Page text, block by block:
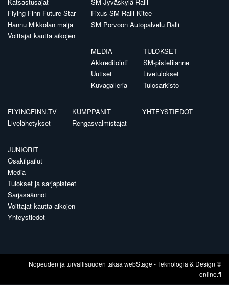
Flying Finn Future Star
Hannu Mikkolan malja
Voittajat kautta aikojen
Fixus SM Ralli Kitee
SM Porvoon Autopalvelu Ralli
MEDIA
Akkreditointi
Uutiset
Kuvagalleria
TULOKSET
SM-pistetilanne
Livetulokset
Tulosarkisto
FLYINGFINN.TV
Livelähetykset
KUMPPANIT
Rengasvalmistajat
YHTEYSTIEDOT
JUNIORIT
Osakilpailut
Media
Tulokset ja sarjapisteet
Sarjasäännöt
Voittajat kautta aikojen
Yhteystiedot
Nopeuden ja turvallisuuden takaa webStage- Teknologia & Design ©
online.fi